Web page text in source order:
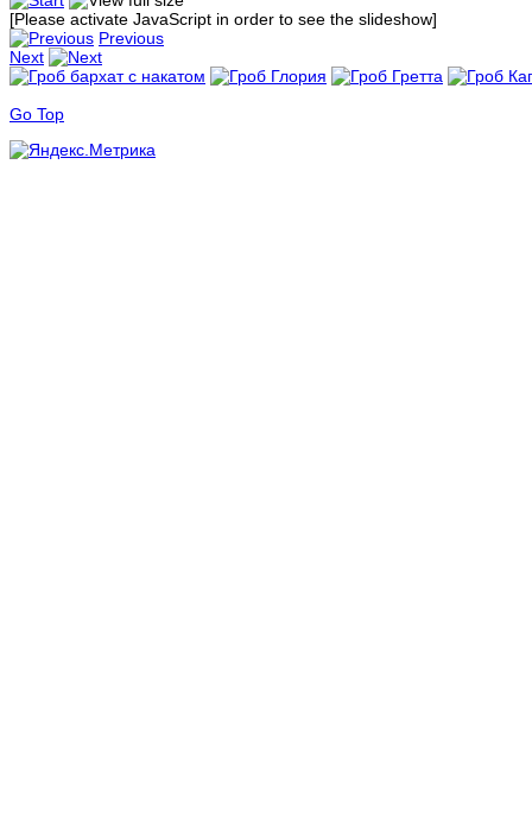
[Please activate JavaScript in order to see the slideshow]
Previous
Next
Go Top